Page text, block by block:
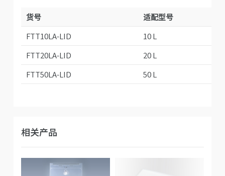
货号
适配型号
FTT10LA-LID
10 L
FTT20LA-LID
20 L
FTT50LA-LID
50 L
相关产品